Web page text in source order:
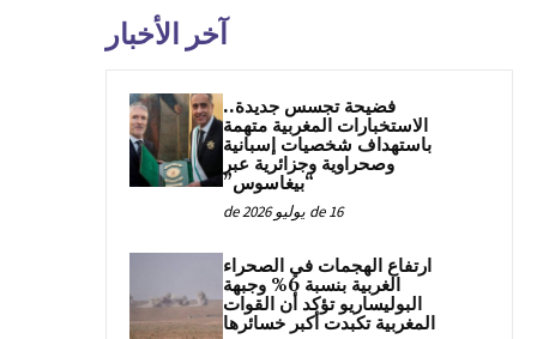
آخر الأخبار
فضيحة تجسس جديدة..
الاستخبارات المغربية متهمة
باستهداف شخصيات إسبانية
وصحراوية وجزائرية عبر
“بيغاسوس”
16 de يوليو de 2026
ارتفاع الهجمات في الصحراء
الغربية بنسبة 6% وجبهة
البوليساريو تؤكد أن القوات
المغربية تكبدت أكبر خسائرها